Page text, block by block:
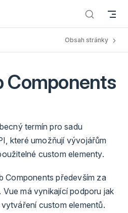
Obsah stránky
Components
termín pro sadu
které umožňují vývojářům
custom elementy.
Components především za
má vynikající podporu jak
custom elementů.